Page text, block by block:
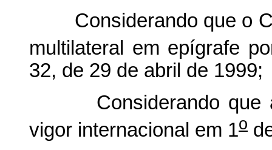
Considerando que o
multilateral em epígrafe
32, de 29 de abril de 1999;
Considerando que a
vigor internacional em 1o